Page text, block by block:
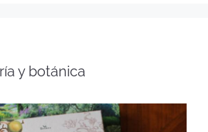
y botánica